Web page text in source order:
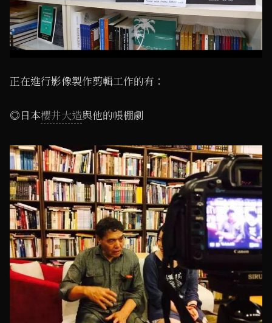
正在進行影像製作剪輯工作的有：
◎日本櫻井大造與他的帳棚劇